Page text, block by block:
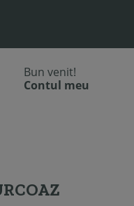
bun venit!
contul meu